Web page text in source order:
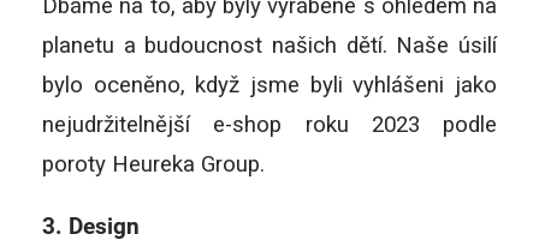
Dbáme na to, aby byly vyráběné s ohledem na
planetu a budoucnost našich dětí. Naše úsilí
bylo oceněno, když jsme byli vyhlášeni jako
nejudržitelnější e-shop roku 2023 podle
poroty Heureka Group.
3. Design